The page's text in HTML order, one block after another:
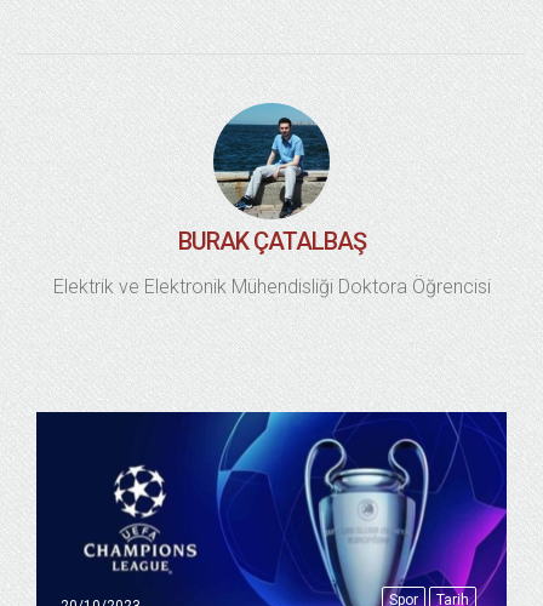
BURAK ÇATALBAŞ
Elektrik ve Elektronik Mühendisliği Doktora Öğrencisi
Spor Tarih